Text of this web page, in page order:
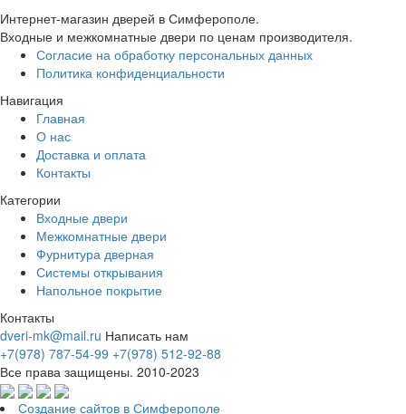
Интернет-магазин дверей в Симферополе.
Входные и межкомнатные двери по ценам производителя.
Согласие на обработку персональных данных
Политика конфиденциальности
Навигация
Главная
О нас
Доставка и оплата
Контакты
Категории
Входные двери
Межкомнатные двери
Фурнитура дверная
Системы открывания
Напольное покрытие
Контакты
dveri-mk@mail.ru Написать нам
+7(978) 787-54-99 +7(978) 512-92-88
Все права защищены. 2010-2023
Создание сайтов в Симферополе